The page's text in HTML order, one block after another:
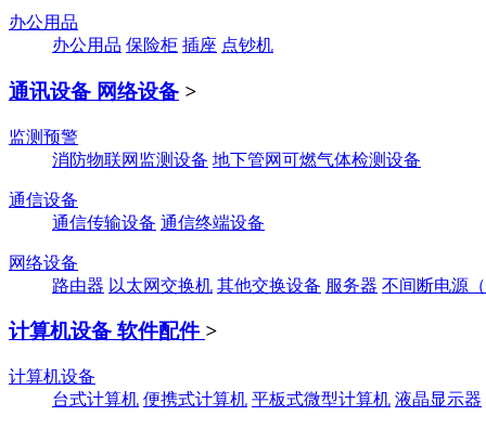
办公用品
办公用品 保险柜 插座 点钞机
通讯设备 网络设备 >
监测预警
消防物联网监测设备 地下管网可燃气体检测设备
通信设备
通信传输设备 通信终端设备
网络设备
路由器 以太网交换机 其他交换设备 服务器 不间断电源
计算机设备 软件配件 >
计算机设备
台式计算机 便携式计算机 平板式微型计算机 液晶显示器